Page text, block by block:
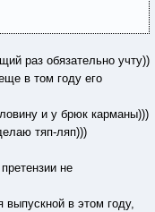
раз обязательно учту))
в том году его
и у брюк карманы)))
тяп-ляп)))
не
в этом году,